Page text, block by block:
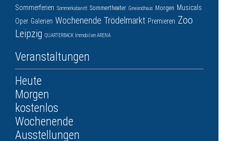
Sommerferien Sommerkabarett Sommertheater Gewandhaus Morgen Musicals
Oper Galerien Wochenende Trödelmarkt Premieren Zoo
Leipzig QUARTERBACK Immobilien ARENA
Veranstaltungen
Heute
Morgen
kostenlos
Wochenende
Ausstellungen